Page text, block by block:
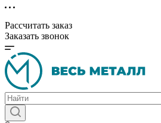
Рассчитать заказ
Заказать звонок